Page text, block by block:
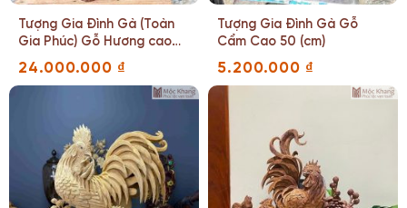
Tượng Gia Đình Gà (Toàn
Gia Phúc) Gỗ Hương cao
87 (cm)
24.000.000 ₫
Tượng Gia Đình Gà Gỗ
Cẩm Cao 50 (cm)
5.200.000 ₫